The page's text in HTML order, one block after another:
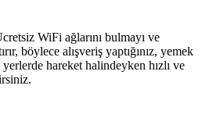
WiFi ağlarını bulmayı ve
böylece alışveriş yaptığınız, yemek
hareket halindeyken hızlı ve